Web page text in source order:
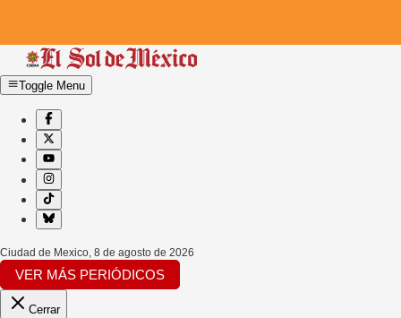
Toggle Menu
Ciudad de Mexico, 8 de agosto de 2026
VER MÁS PERIÓDICOS
Cerrar